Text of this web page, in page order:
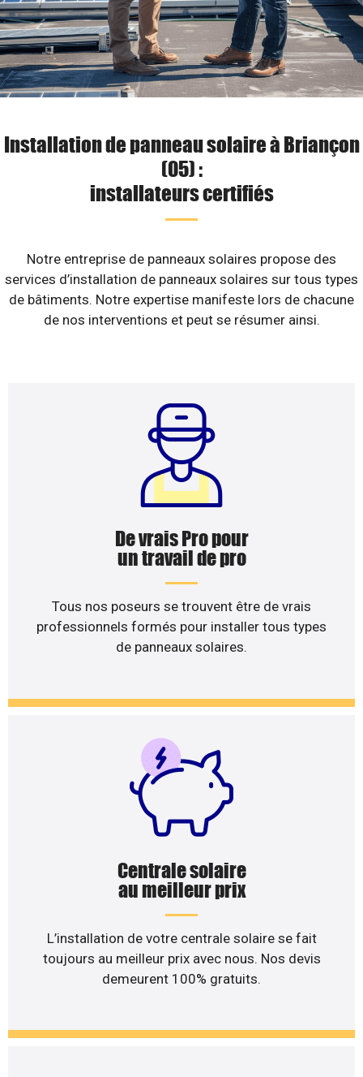
Installation de panneau solaire à Briançon
(05) :
installateurs certifiés
Notre entreprise de panneaux solaires propose des
services d’installation de panneaux solaires sur tous types
de bâtiments. Notre expertise manifeste lors de chacune
de nos interventions et peut se résumer ainsi.
De vrais Pro pour
un travail de pro
Tous nos poseurs se trouvent être de vrais
professionnels formés pour installer tous types
de panneaux solaires.
Centrale solaire
au meilleur prix
L’installation de votre centrale solaire se fait
toujours au meilleur prix avec nous. Nos devis
demeurent 100% gratuits.